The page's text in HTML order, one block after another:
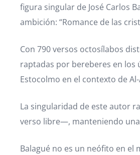
figura singular de José Carlos
ambición: “Romance de las
Con 790 versos octosílabos
raptadas por bereberes en
Estocolmo en el contexto de
La singularidad de este autor
verso libre—, manteniendo
Balagué no es un neófito en